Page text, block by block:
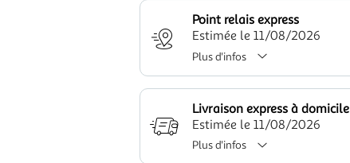
Point relais express
Estimée le 11/08/2026
Plus d'infos
Livraison express à domicile
Estimée le 11/08/2026
Plus d'infos